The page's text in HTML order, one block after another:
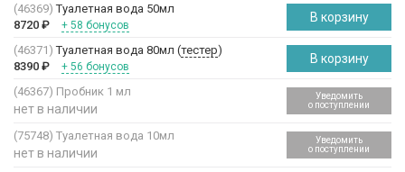
(46369) Туалетная вода 50мл
8720 ₽ + 58 бонусов
В корзину
(46371) Туалетная вода 80мл (тестер)
8390 ₽ + 56 бонусов
В корзину
(46367) Пробник 1 мл
нет в наличии
Уведомить
о поступлении
(75748) Туалетная вода 10мл
нет в наличии
Уведомить
о поступлении